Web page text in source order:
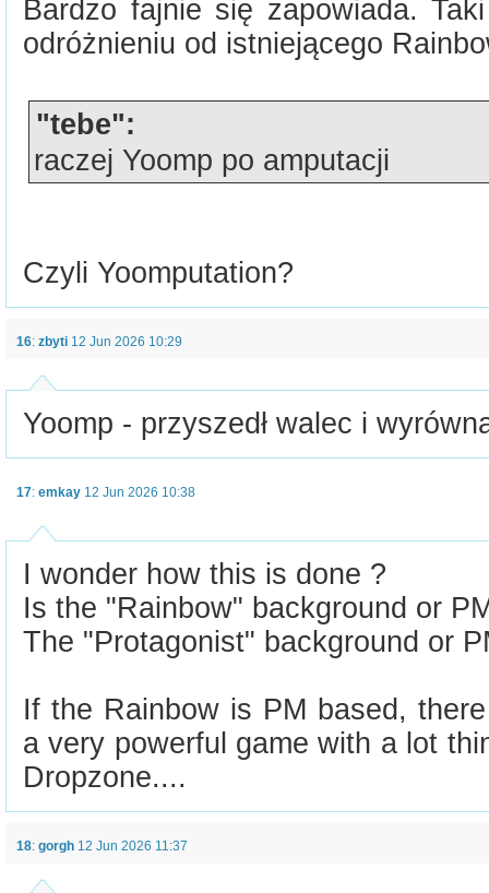
Bardzo fajnie się zapowiada.
odróżnieniu od istniejącego
"tebe":
raczej Yoomp po amputacji
Czyli Yoomputation?
16: zbyti 12 Jun 2026 10:29
Yoomp - przyszedł walec i
17: emkay 12 Jun 2026 10:38
I wonder how this is done ?
Is the "Rainbow" background or
The "Protagonist" background or
If the Rainbow is PM based,
a very powerful game with a lot
Dropzone....
18: gorgh 12 Jun 2026 11:37